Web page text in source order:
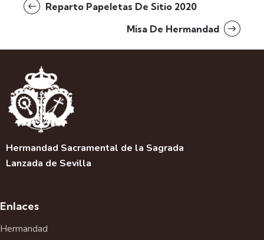
Reparto Papeletas De Sitio 2020
Misa De Hermandad
Hermandad Sacramental de la Sagrada
Lanzada de Sevilla
Enlaces
Hermandad